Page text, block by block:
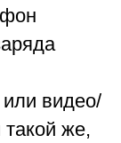
видео/
же,